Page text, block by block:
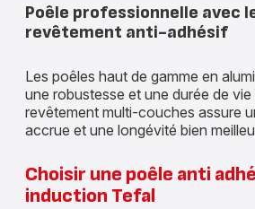
Poêle professionnelle avec
revêtement anti-adhésif
Les poêles haut de gamme en
une robustesse et une durée de
revêtement multi-couches assure
accrue et une longévité bien
Choisir une poêle anti
induction Tefal